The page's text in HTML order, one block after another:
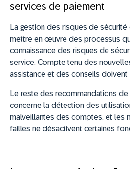
services de paiement
La gestion des risques de
mettre en œuvre des processus
connaissance des risques de
service. Compte tenu des
assistance et des conseils
Le reste des recommandations de
concerne la détection des
malveillantes des comptes, et les
failles ne désactivent certaines